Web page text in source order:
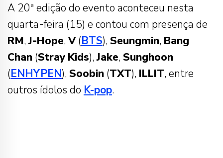
A 20ª edição do evento aconteceu nesta
quarta-feira (15) e contou com presença de
RM,J-Hope,V(BTS), Seungmin, Bang
Chan (Stray Kids),Jake, Sunghoon
(ENHYPEN), Soobin (TXT), ILLIT, entre
outros ídolos do K-pop.